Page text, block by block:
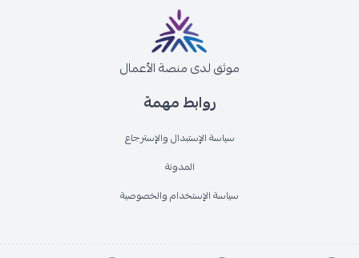
روابط مهمة
سياسة الإستبدال والإسترجاع
المدونة
سياسة الإستخدام والخصوصية
موثق لدى منصة الأعمال